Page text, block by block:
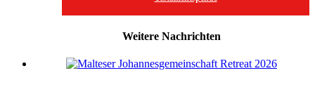
Weitere Nachrichten